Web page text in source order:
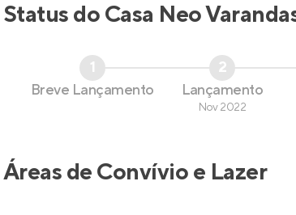
Status doCasa Neo
1
Breve Lançamento
2
Lançamento
Nov 2022
Áreas de Convívio e Lazer